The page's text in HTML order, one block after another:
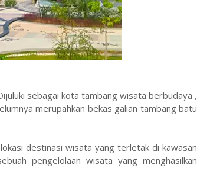
sebagai kota tambang wisata berbudaya ,
merupahkan bekas galian tambang batu
destinasi wisata yang terletak di kawasan
pengelolaan wisata yang menghasilkan